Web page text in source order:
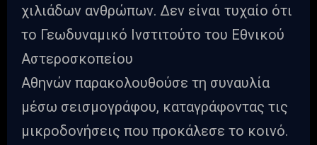
χιλιάδων ανθρώπων. Δεν είναι τυχαίο ότι
το Γεωδυναμικό Ινστιτούτο του Εθνικού
Αστεροσκοπείου
Αθηνών παρακολουθούσε τη συναυλία
μέσω σεισμογράφου, καταγράφοντας τις
μικροδονήσεις που προκάλεσε το κοινό.